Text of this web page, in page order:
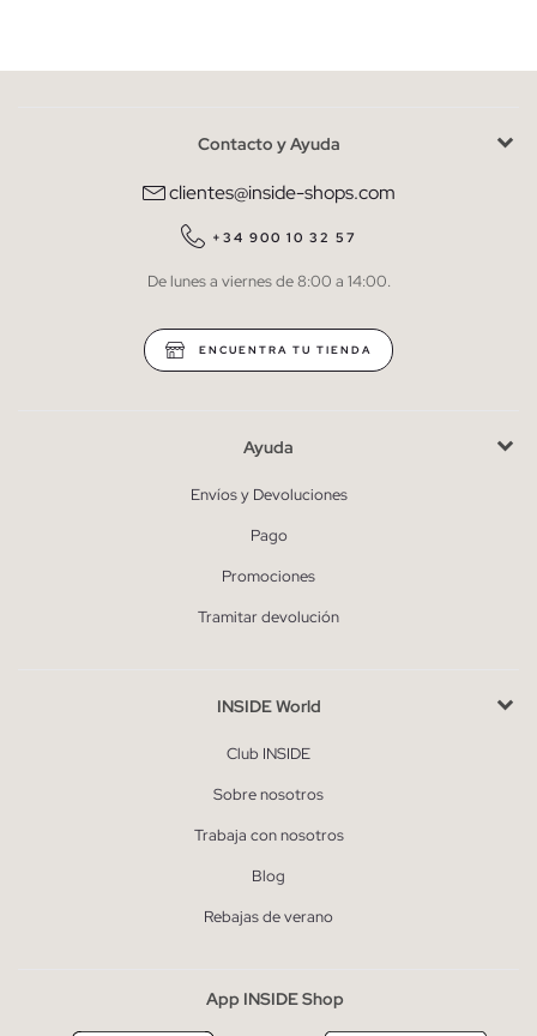
He leído y entiendo lapolítica de privacidad
QUIERO SUSCRIBIRME
* Puedes cancelar la suscripción en cualquier momento.
Contacto y Ayuda
clientes@inside-shops.com
+34 900 10 32 57
De lunes a viernes de 8:00 a 14:00.
ENCUENTRA TU TIENDA
Ayuda
Envíos y Devoluciones
Pago
Promociones
Tramitar devolución
INSIDE World
Club INSIDE
Sobre nosotros
Trabaja con nosotros
Blog
Rebajas de verano
App INSIDE Shop